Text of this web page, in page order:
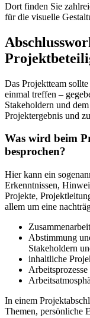
Dort finden Sie
für die visuelle
Das Projektteam
einmal treffen –
Stakeholdern und
Projektergebnis und
Was wird beim
besprochen?
Hier kann ein
Erkenntnissen,
Projekte,
allem um eine
Abstimmung
Stakeholdern
inhaltliche
In einem
Themen, persönliche